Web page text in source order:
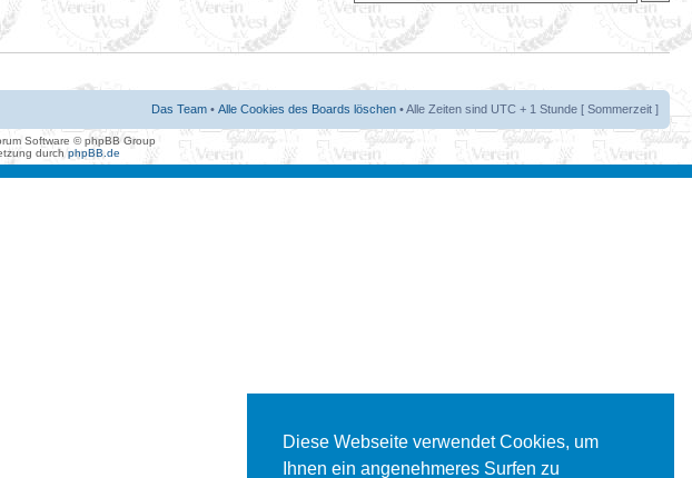
Diese Webseite verwendet Cookies, um
Ihnen ein angenehmeres Surfen zu
Das Team • Alle Cookies des Boards löschen • Alle Zeiten sind UTC + 1 Stunde [ Sommerzeit ]
Software © phpBB Group
durchphpBB.de